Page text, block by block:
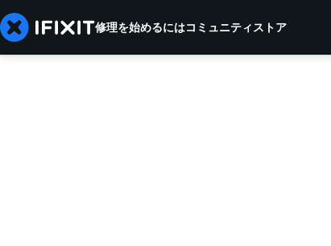
修理を始めるにはコミュニティストア